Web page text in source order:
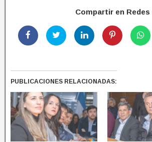
Compartir en Redes
PUBLICACIONES RELACIONADAS: